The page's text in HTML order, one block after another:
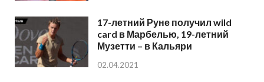
17-летний Руне получил wild
card в Марбелью, 19-летний
Музетти – в Кальяри
02.04.2021